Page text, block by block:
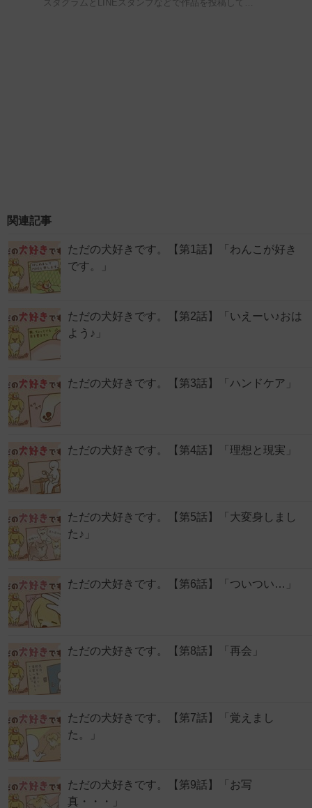
スタグラムとLINEスタンプなどで作品を投稿して…
関連記事
ただの犬好きです。【第1話】「わんこが好き
です。」
ただの犬好きです。【第2話】「いえーい♪おは
よう♪」
ただの犬好きです。【第3話】「ハンドケア」
ただの犬好きです。【第4話】「理想と現実」
ただの犬好きです。【第5話】「大変身しまし
た♪」
ただの犬好きです。【第6話】「ついつい…」
ただの犬好きです。【第8話】「再会」
ただの犬好きです。【第7話】「覚えまし
た。」
ただの犬好きです。【第9話】「お写
真・・・」